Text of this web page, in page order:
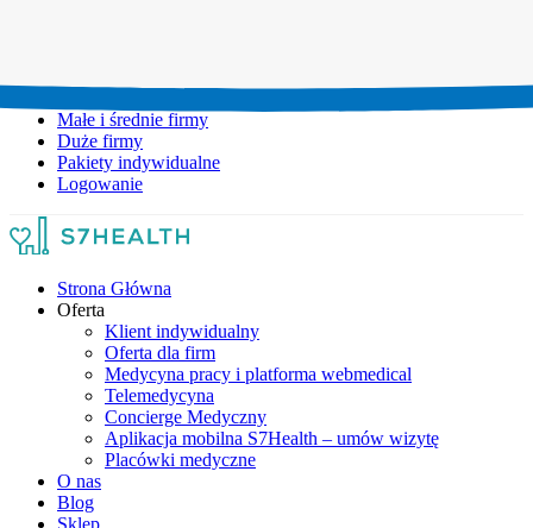
Małe i średnie firmy
Duże firmy
Pakiety indywidualne
Logowanie
Strona Główna
Oferta
Klient indywidualny
Oferta dla firm
Medycyna pracy i platforma webmedical
Telemedycyna
Concierge Medyczny
Aplikacja mobilna S7Health – umów wizytę
Placówki medyczne
O nas
Blog
Sklep